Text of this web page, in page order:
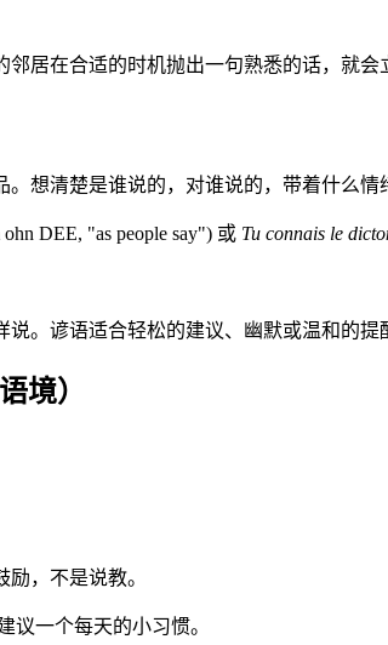
居在合适的时机抛出一句熟悉的话，就会
想清楚是谁说的，对谁说的，带着什么情
DEE, "as people say") 或 Tu connais le
。谚语适合轻松的建议、幽默或温和的提
境）
，不是说教。
议一个每天的小习惯。